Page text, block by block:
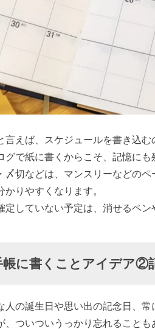
を
２
書
く
時
間
を
る
書くこと
アイデア
言えば、スケジュールを書き込む
グで紙に書くからこそ、記憶にも
〆切などは、マンスリーなどの
かりやすくなります。
定していない予定は、消せるペン
帳に書くことアイデア②
人の誕生日や思い出の記念日、常
、ついついうっかり忘れることも